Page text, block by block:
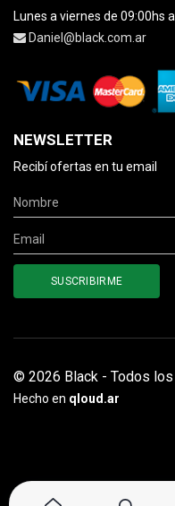
Lunes a viernes de 09:00hs
Daniel@black.com.ar
NEWSLETTER
Recibí ofertas en tu email
© 2026 Black - Todos
Hecho en qloud.ar